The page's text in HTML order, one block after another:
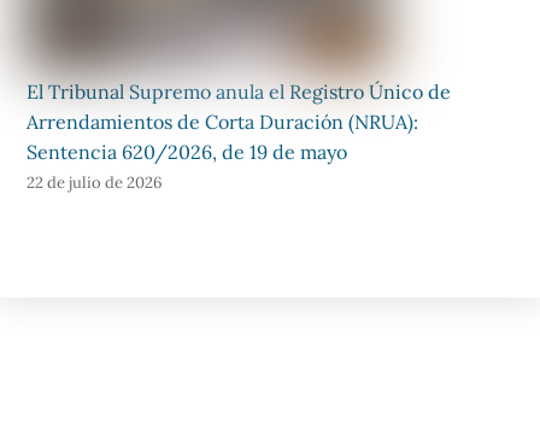
El Tribunal Supremo anula el Registro Único de
Arrendamientos de Corta Duración (NRUA):
Sentencia 620/2026, de 19 de mayo
22 de julio de 2026